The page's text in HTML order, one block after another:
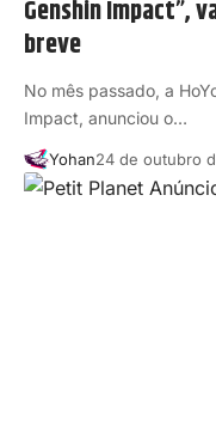
Genshin Impact”,
breve
No mês passado, a
Impact, anunciou o…
Yohan24 de outubro